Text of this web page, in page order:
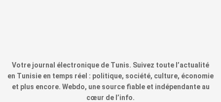
Votre journal électronique de Tunis. Suivez toute l’actualité
en Tunisie en temps réel : politique, société, culture, économie
et plus encore. Webdo, une source fiable et indépendante au
cœur de l’info.